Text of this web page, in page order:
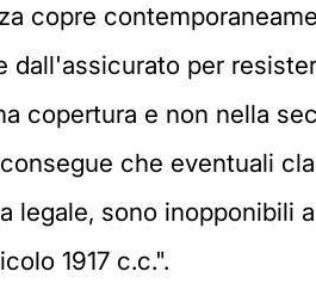
copre
per
copertura e non nella
che eventuali
legale, sono inopponibili
1917 c.c.".